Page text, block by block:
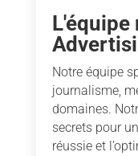
L'équipe
Notre équipe
journalisme,
domaines.
secrets pour
réussie et